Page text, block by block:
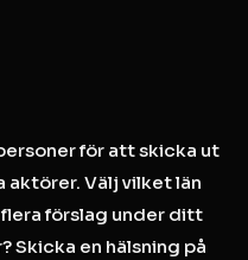
för att skicka ut
aktörer. Välj vilket län
förslag under ditt
Skicka en hälsning på